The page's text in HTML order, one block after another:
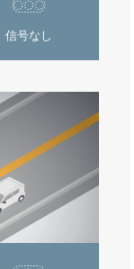
信号なし